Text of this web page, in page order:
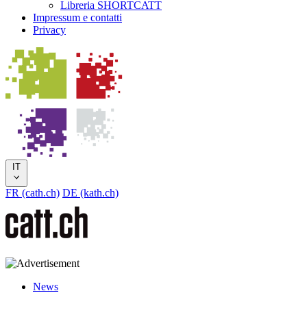
Libreria SHORTCATT
Impressum e contatti
Privacy
IT
FR (cath.ch) DE (kath.ch)
News